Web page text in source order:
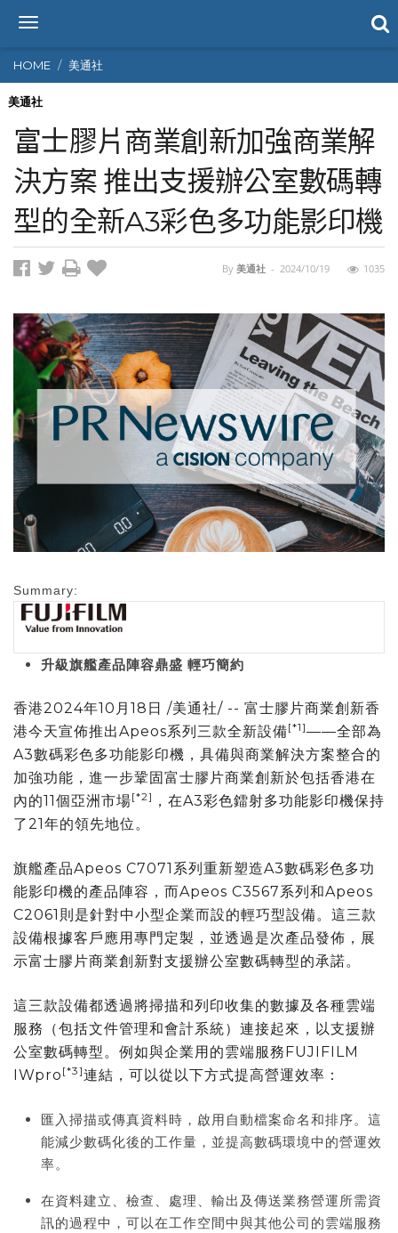
T
g
g
l
n
a
v
i
g
a
t
HOME 美通社
美通社
富士膠片商業創新加強商業解
決方案 推出支援辦公室數碼轉
型的全新A3彩色多功能影印機
By 美通社 - 2024/10/19 1035
Summary:
升級旗艦產品陣容鼎盛 輕巧簡約
香港2024年10月18日 /美通社/ -- 富士膠片商業創新香
港今天宣佈推出Apeos系列三款全新設備[*1]——全部為
A3數碼彩色多功能影印機，具備與商業解決方案整合的
加強功能，進一步鞏固富士膠片商業創新於包括香港在
內的11個亞洲市場[*2] ，在A3彩色鐳射多功能影印機保持
了21年的領先地位。
旗艦產品Apeos C7071系列重新塑造A3數碼彩色多功
能影印機的產品陣容，而Apeos C3567系列和Apeos
C2061則是針對中小型企業而設的輕巧型設備。這三款
設備根據客戶應用專門定製，並透過是次產品發佈，展
示富士膠片商業創新對支援辦公室數碼轉型的承諾。
這三款設備都透過將掃描和列印收集的數據及各種雲端
服務（包括文件管理和會計系統）連接起來，以支援辦
公室數碼轉型。例如與企業用的雲端服務FUJIFILM
IWpro [*3]連結，可以從以下方式提高營運效率：
匯入掃描或傳真資料時，啟用自動檔案命名和排序。這
能減少數碼化後的工作量，並提高數碼環境中的營運效
率。
在資料建立、檢查、處理、輸出及傳送業務營運所需資
訊的過程中，可以在工作空間中與其他公司的雲端服務